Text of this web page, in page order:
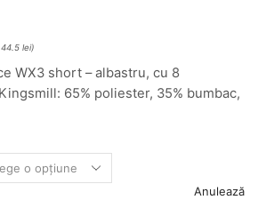
lei)
WX3 short – albastru, cu 8
65% poliester, 35% bumbac,
Anulează